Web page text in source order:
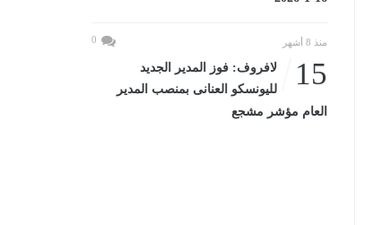
منذ 8 أشهر 0
15
لافروف: فوز المدير الجديد
لليونسكو العنانى بمنصب المدير
العام مؤشر مشجع